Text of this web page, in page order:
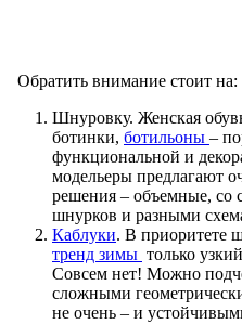
Обратить внимание стоит на:
Шнуровку. Женская
ботинки, ботильоны –
функциональной и
модельеры предлагают
решения – объемные, со
шнурков и разными
Каблуки. В приоритете
тренд зимы только
Совсем нет! Можно
сложными
не очень – и